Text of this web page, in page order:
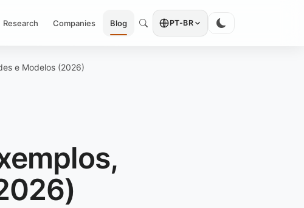
Research Companies Blog PT-BR
e Modelos (2026)